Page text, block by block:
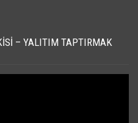
– YALITIM TAPTIRMAK